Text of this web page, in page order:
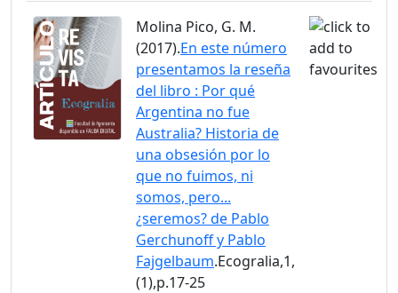
Molina Pico, G. M.
(2017).En este número
presentamos la reseña
del libro : Por qué
Argentina no fue
Australia? Historia de
una obsesión por lo
que no fuimos, ni
somos, pero...
¿seremos? de Pablo
Gerchunoff y Pablo
Fajgelbaum.Ecogralia,1,
(1),p.17-25